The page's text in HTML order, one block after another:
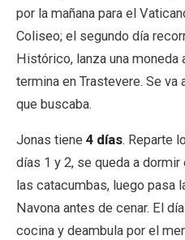
por la mañana para el
Coliseo; el segundo día
Histórico, lanza una moneda
termina en Trastevere. Se va
que buscaba.
Jonas tiene 4 días. Reparte
días 1 y 2, se queda a
las catacumbas, luego pasa
Navona antes de cenar. El
cocina y deambula por el